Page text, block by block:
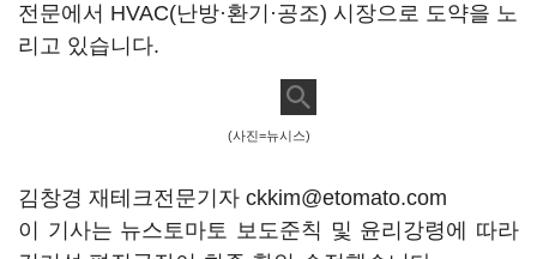
전문에서 HVAC(난방·환기·공조) 시장으로 도약을 노
리고 있습니다.
(사진=뉴시스)
김창경 재테크전문기자 ckkim@etomato.com
이 기사는 뉴스토마토 보도준칙 및 윤리강령에 따라